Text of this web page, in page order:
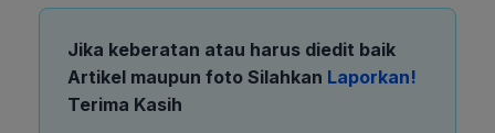
Jika keberatan atau harus diedit baik
Artikel maupun foto Silahkan Laporkan!
Terima Kasih